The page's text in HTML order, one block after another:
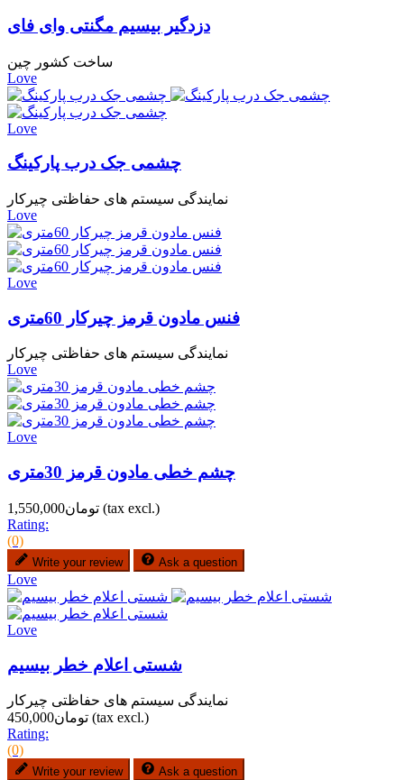
دزدگیر بیسیم مگنتی وای فای
ساخت کشور چین
Love
Love
چشمی جک درب پارکینگ
نمایندگی سیستم های حفاظتی چیرکار
Love
Love
فنس مادون قرمز چیرکار 60متری
نمایندگی سیستم های حفاظتی چیرکار
Love
Love
چشم خطی مادون قرمز 30متری
تومان1,550,000 (tax excl.)
Rating:
(0)
Write your review Ask a question
Love
Love
شستی اعلام خطر بیسیم
نمایندگی سیستم های حفاظتی چیرکار
تومان450,000 (tax excl.)
Rating:
(0)
Write your review Ask a question